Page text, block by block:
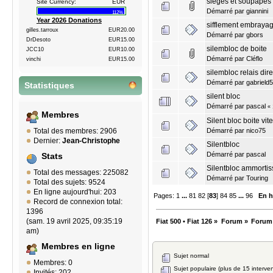
Site Currency: EUR
112%
Year 2026 Donations
gilles.tarroux
EUR20.00
DrDesoto
EUR15.00
JCC10
EUR10.00
vinchi
EUR15.00
Statistiques
Membres
Total des membres: 2906
Dernier: Jean-Christophe
Stats
Total des messages: 225082
Total des sujets: 9524
En ligne aujourd'hui: 203
Record de connexion total:
1396
(sam. 19 avril 2025, 09:35:19
am)
Membres en ligne
Membres: 0
Démarré par giannini
sifflement
Démarré par gbors
silembloc de boite
Démarré par Cléflo
silembloc relais
Démarré par
silent bloc
Démarré par pascal «
Silent bloc boite
Démarré par nico75
Silentbloc
Démarré par pascal
Silentbloc
Démarré par Touring
Pages: 1 ...81 82 [83]84 85 ...96 En
Fiat 500 • Fiat 126 » Forum»
Sujet normal
Sujet populaire (plus de 15